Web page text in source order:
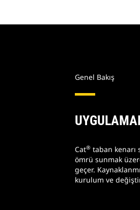
Genel Bakış
Cat® taban kenarı
ömrü sunmak
geçer.
kurulum ve